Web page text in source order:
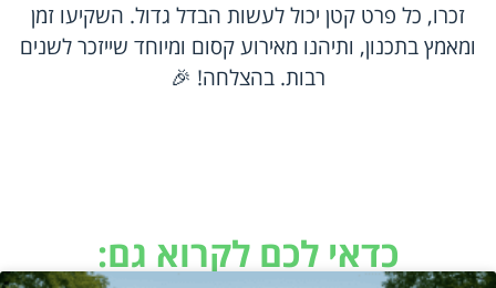
זכרו, כל פרט קטן יכול לעשות הבדל גדול. השקיעו זמן
ומאמץ בתכנון, ותיהנו מאירוע קסום ומיוחד שייזכר לשנים
רבות. בהצלחה! 🎉
כדאי לכם לקרוא גם: